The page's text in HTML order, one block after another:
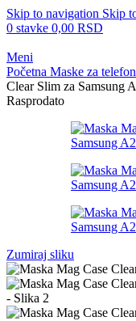
Skip to navigation Skip
0 stavke 0,00 RSD
Meni
Početna Maske za telefon
Clear Slim za Samsung
Rasprodato
Zumiraj sliku